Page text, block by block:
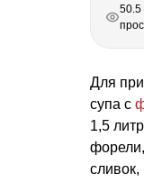
50.5
Для
супа с
1,5